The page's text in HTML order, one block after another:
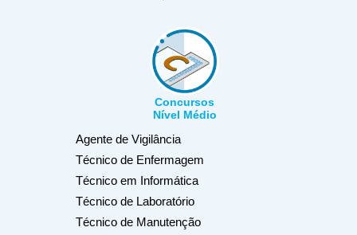
Concursos
Nível Médio
Agente de Vigilância
Técnico de Enfermagem
Técnico em Informática
Técnico de Laboratório
Técnico de Manutenção